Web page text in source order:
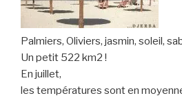
Palmiers, Oliviers, jasmin, soleil,
Un petit 522 km2 !
En juillet,
les températures sont en